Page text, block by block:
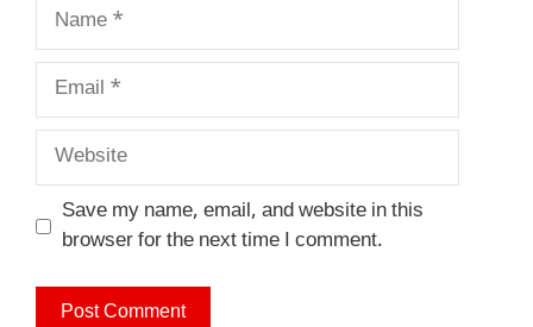
Name
Email
Website
Save my name, email, and website in this
browser for the next time I comment.